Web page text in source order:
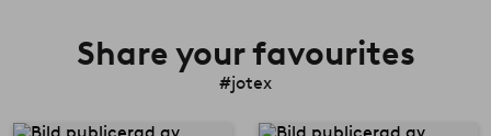
Share your favourites
#jotex